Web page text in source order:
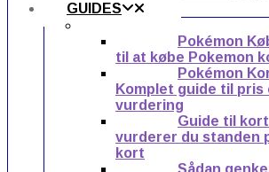
GUIDES
Pokémon
til at købe Pokemon
Pokémon
Komplet guide til pris
vurdering
Guide til
vurderer du standen
kort
Sådan